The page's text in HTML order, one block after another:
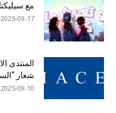
مع
2025-09-17
المنتدى
شعار
2025-09-10